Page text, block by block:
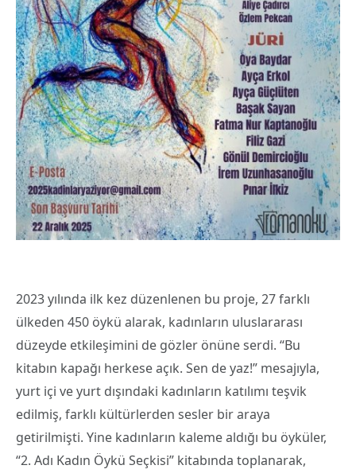
2023 yılında ilk kez düzenlenen bu proje, 27 farklı
ülkeden 450 öykü alarak, kadınların uluslararası
düzeyde etkileşimini de gözler önüne serdi. “Bu
kitabın kapağı herkese açık. Sen de yaz!” mesajıyla,
yurt içi ve yurt dışındaki kadınların katılımı teşvik
edilmiş, farklı kültürlerden sesler bir araya
getirilmişti. Yine kadınların kaleme aldığı bu öyküler,
“2. Adı Kadın Öykü Seçkisi” kitabında toplanarak,